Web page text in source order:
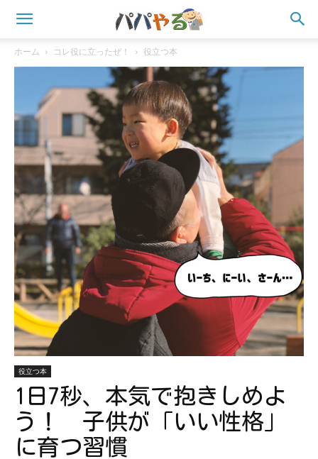
ホーム コレ役に立ったぜ！ 役立つ本
役立つ本
1日7秒、本気で抱きしめよ
う！ 子供が「いい性格」
に育つ習慣